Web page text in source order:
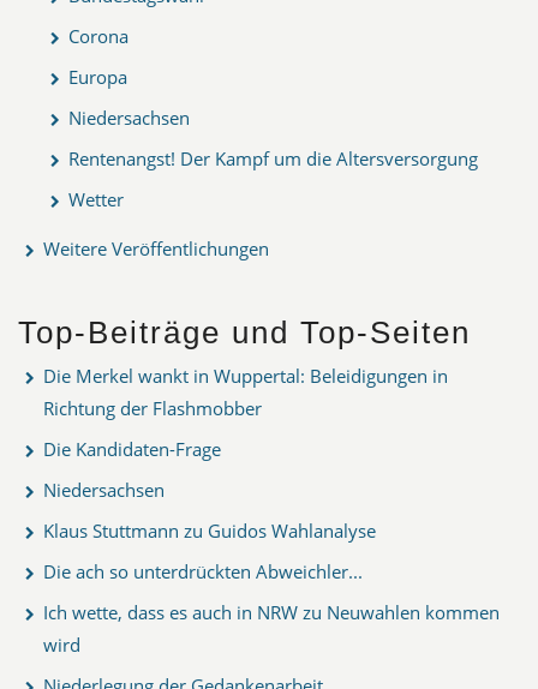
Corona
Europa
Niedersachsen
Rentenangst! Der Kampf um die Altersversorgung
Wetter
Weitere Veröffentlichungen
Top-Beiträge und Top-Seiten
Die Merkel wankt in Wuppertal: Beleidigungen in
Richtung der Flashmobber
Die Kandidaten-Frage
Niedersachsen
Klaus Stuttmann zu Guidos Wahlanalyse
Die ach so unterdrückten Abweichler...
Ich wette, dass es auch in NRW zu Neuwahlen kommen
wird